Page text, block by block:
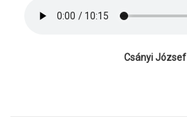
Csányi József